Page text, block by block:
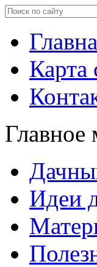
Карта
Идеи